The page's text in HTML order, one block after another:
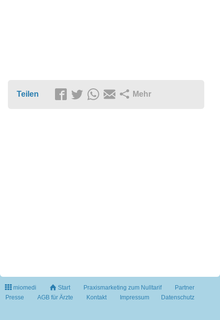
Teilen Mehr
miomedi Start Praxismarketing zum Nulltarif
Partner
Presse
AGB für Ärzte Kontakt Impressum Datenschutz